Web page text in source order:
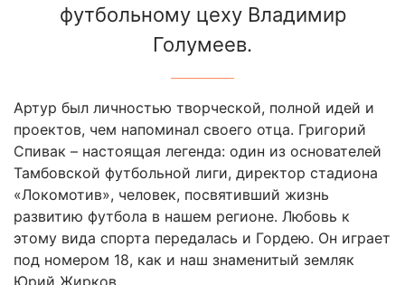
футбольному цеху Владимир
Голумеев.
Артур был личностью творческой, полной идей и
проектов, чем напоминал своего отца. Григорий
Спивак – настоящая легенда: один из основателей
Тамбовской футбольной лиги, директор стадиона
«Локомотив», человек, посвятивший жизнь
развитию футбола в нашем регионе. Любовь к
этому вида спорта передалась и Гордею. Он играет
под номером 18, как и наш знаменитый земляк
Юрий Жирков.